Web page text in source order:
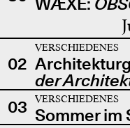
02
VERSCHIEDENES
der
03
VERSCHIEDENES
Sommer im